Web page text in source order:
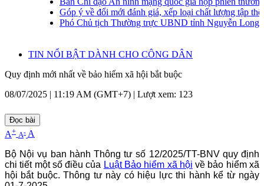
Góp ý về đổi mới đánh giá, xếp loại chất lượng tập thể, cá
Phó Chủ tịch Thường trực UBND tỉnh Nguyễn Long
TIN NỔI BẬT DÀNH CHO CÔNG DÂN
Quy định mới nhất về bảo hiểm xã hội bắt buộc
08/07/2025 | 11:19 AM (GMT+7) | Lượt xem: 123
Đọc bài
A+ A- A
Bộ Nội vụ ban hành Thông tư số 12/2025/TT-BNV quy định
chi tiết một số điều của Luật Bảo hiểm xã hội về bảo hiểm xã
hội bắt buộc. Thông tư này có hiệu lực thi hành kể từ ngày